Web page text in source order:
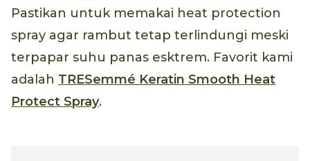
Pastikan untuk memakai heat protection
spray agar rambut tetap terlindungi meski
terpapar suhu panas esktrem. Favorit kami
adalah TRESemmé Keratin Smooth Heat
Protect Spray.